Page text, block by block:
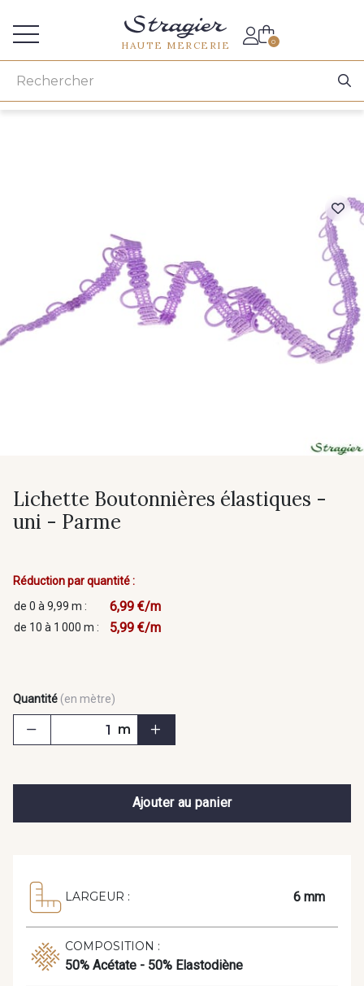
HAUTE MERCERIE 0
Lichette Boutonnières élastiques -
uni - Parme
Réduction par quantité :
de 0 à 9,99 m :
6,99 €/m
de 10 à 1 000 m : 5,99 €/m
Quantité (en mètre)
m
Ajouter au panier
LARGEUR : 6 mm
COMPOSITION :
50% Acétate - 50% Elastodiène